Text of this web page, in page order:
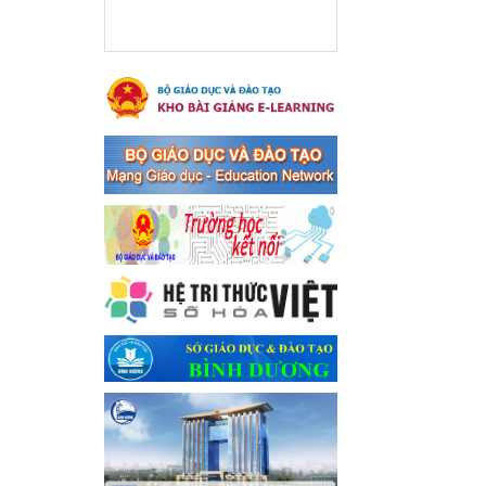
Hưởng ứng cuộc thi trực
tuyến "Tìm hiểu Nghị quyết
Trung ương 8 Khoá XIII"
Hưởng ứng cuộc thi trực tuyến
"Tìm hiểu Nghị quyết Trung
ương 8 Khoá XIII"
Ngày ban hành: 04/03/2024
Kế hoạch Triển khai công
tác tuyên truyền, đảm bảo
trật tự, an toàn giao thông
năm 2024 tại các cơ sở giáo
dục trên địa bàn thị xã Bến
Cát
Kế hoạch Triển khai công tác
tuyên truyền, đảm bảo trật tự,
an toàn giao thông năm 2024
tại các cơ sở giáo dục trên địa
bàn thị xã Bến Cát